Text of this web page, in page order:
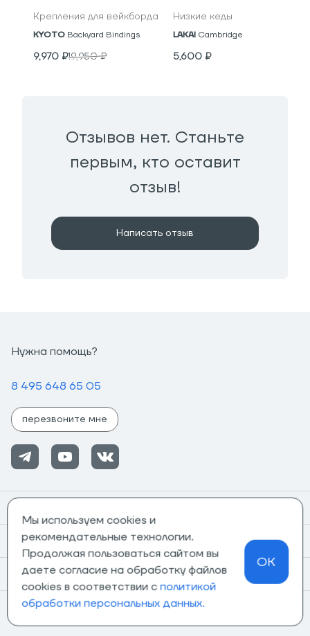
Крепления для вейкборда
KYOTO Backyard Bindings
9,970 ₽19,950₽
Низкие кеды
LAKAI Cambridge
5,600 ₽
Отзывов нет. Станьте
первым, кто оставит
отзыв!
Написать отзыв
Нужна помощь?
8 495 648 65 05
перезвоните мне
Информация
О компании
Магазины
Мы используем cookies и
рекомендательные технологии.
Продолжая пользоваться сайтом вы
даете согласие на обработку файлов
cookies в соответствии с политикой
обработки персональных данных.
OK